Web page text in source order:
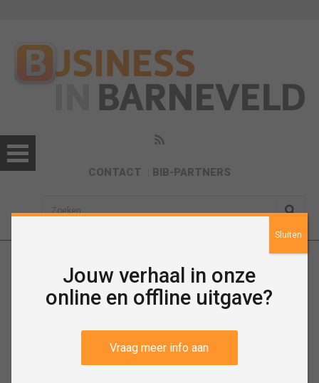
CONTACT BIB-PARTNERS
sisea.search
Ondernemend
Jouw verhaal in onze
online en offline uitgave?
Vraag meer info aan
Sluiten